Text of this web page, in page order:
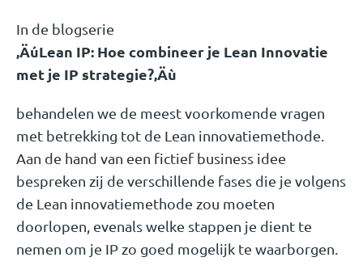
In de blogserie
‚ÄúLean IP: Hoe combineer je Lean Innovatie
met je IP strategie?‚Äù
behandelen we de meest voorkomende vragen
met betrekking tot de Lean innovatiemethode.
Aan de hand van een fictief business idee
bespreken zij de verschillende fases die je volgens
de Lean innovatiemethode zou moeten
doorlopen, evenals welke stappen je dient te
nemen om je IP zo goed mogelijk te waarborgen.